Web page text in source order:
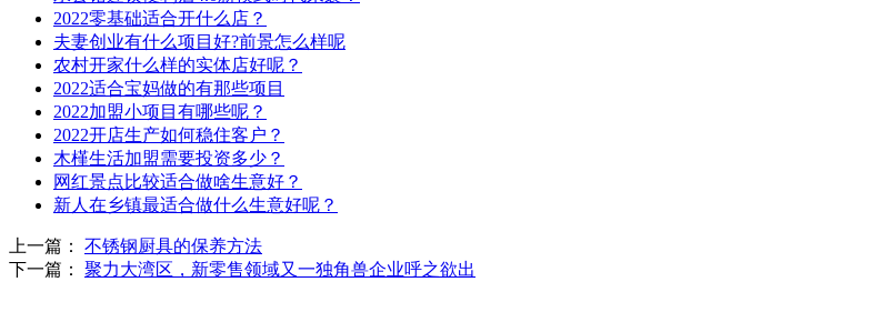
2022零基础适合开什么店？
夫妻创业有什么项目好?前景怎么样呢
农村开家什么样的实体店好呢？
2022适合宝妈做的有那些项目
2022加盟小项目有哪些呢？
2022开店生产如何稳住客户？
木槿生活加盟需要投资多少？
网红景点比较适合做啥生意好？
新人在乡镇最适合做什么生意好呢？
上一篇： 不锈钢厨具的保养方法
下一篇： 聚力大湾区，新零售领域又一独角兽企业呼之欲出